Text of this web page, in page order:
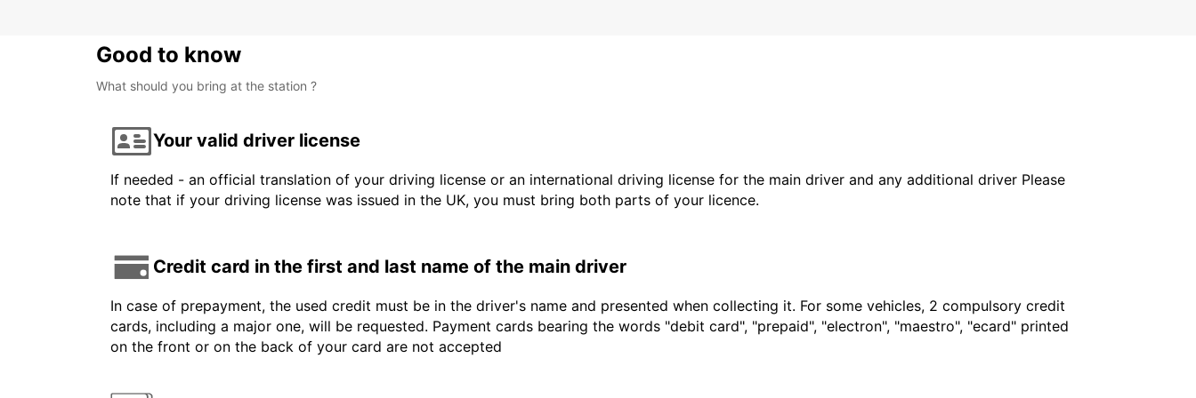
Good to know
What should you bring at the station ?
Your valid driver license
If needed - an official translation of your driving license or an international driving license for the main driver and any additional driver Please
note that if your driving license was issued in the UK, you must bring both parts of your licence.
Credit card in the first and last name of the main driver
In case of prepayment, the used credit must be in the driver's name and presented when collecting it. For some vehicles, 2 compulsory credit
cards, including a major one, will be requested. Payment cards bearing the words "debit card", "prepaid", "electron", "maestro", "ecard" printed
on the front or on the back of your card are not accepted